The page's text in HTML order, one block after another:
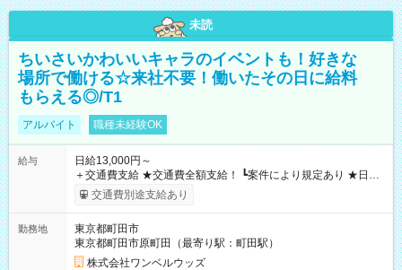
未読
ちいさいかわいいキャラのイベントも！好きな
場所で働ける☆来社不要！働いたその日に給料
もらえる◎/T1
アルバイト 職種未経験OK
給与
日給13,000円～
＋交通費支給 ★交通費全額支給！ ┗案件により規定あり ★日払
いOK！（規定あり） ┗働いたその日に現金GET♪ お仕事後はコ
ンビニATMから 日払い分を引き落とせます！ 【試用期間】試
交通費別途支給あり
勤務地
東京都町田市
東京都町田市原町田（最寄り駅：町田駅）
株式会社ワンベルウッズ